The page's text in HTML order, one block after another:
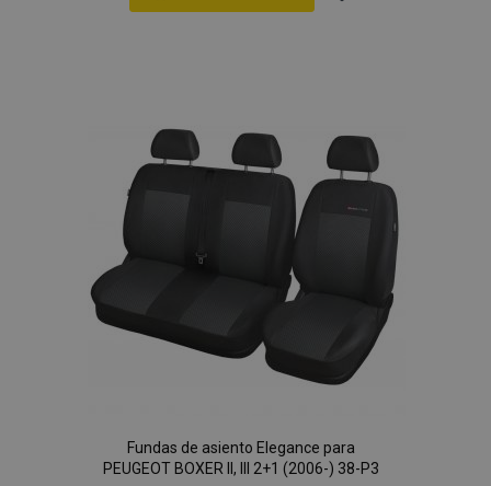
de
Deseos
Fundas de asiento Elegance para
PEUGEOT BOXER II, III 2+1 (2006-) 38-P3